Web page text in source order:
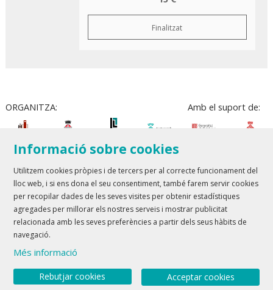
Finalitzat
ORGANITZA: Amb el suport de:
Teatre Lloret de Mar| T 972 361 835
Teatre de Blanes| T 972 358 473
Sitemap Avís Legal
Link a youtube
Link a twitter
Informació sobre cookies
Utilitzem cookies pròpies i de tercers per al correcte funcionament del
lloc web, i si ens dona el seu consentiment, també farem servir cookies
per recopilar dades de les seves visites per obtenir estadístiques
agregades per millorar els nostres serveis i mostrar publicitat
relacionada amb les seves preferències a partir dels seus hàbits de
navegació.
Més informació
Acceptar cookies
Rebutjar cookies